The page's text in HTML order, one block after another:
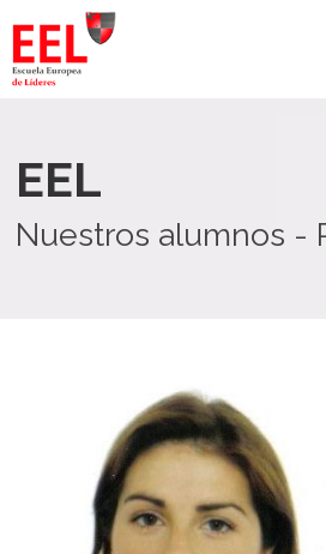
EEL
Nuestros alumnos -